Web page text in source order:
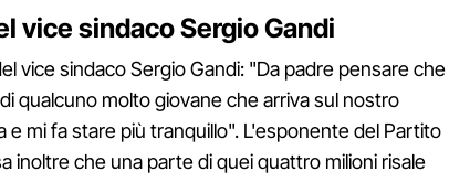
vice sindaco Sergio Gandi
vice sindaco Sergio Gandi: "Da padre pensare che
qualcuno molto giovane che arriva sul nostro
e mi fa stare più tranquillo". L'esponente del Partito
inoltre che una parte di quei quattro milioni risale